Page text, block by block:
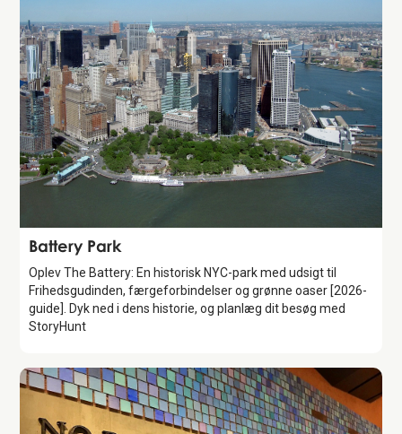
Attraction
Battery Park
Oplev The Battery: En historisk NYC-park med udsigt til
Frihedsgudinden, færgeforbindelser og grønne oaser [2026-
guide]. Dyk ned i dens historie, og planlæg dit besøg med
StoryHunt